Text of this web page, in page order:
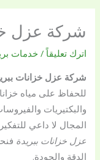
شركة عزل
اترك تعليقاً / خدمات
شركة عزل خزانات
للحفاظ على مياه
والبكتيريات
المجال لا داعي
عزل خزانات ببريدة
الدقة والجودة.